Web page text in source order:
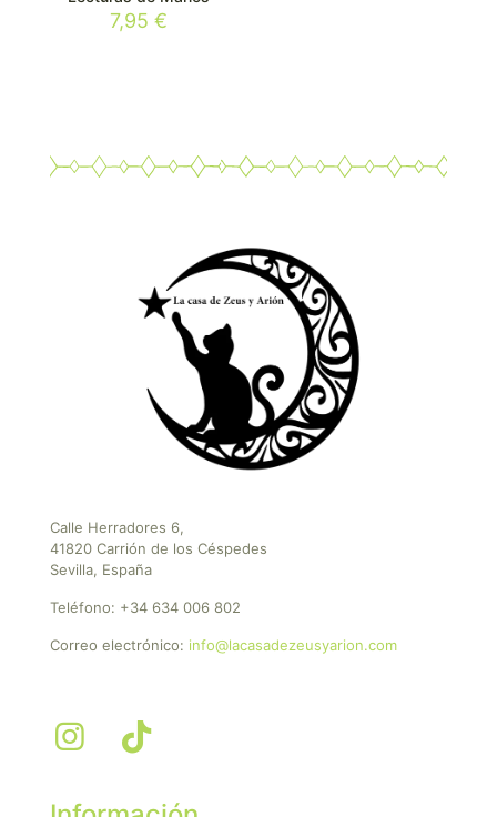
7,95 €
Calle Herradores 6,
41820 Carrión de los Céspedes
Sevilla, España
Teléfono: +34 634 006 802
Correo electrónico: info@lacasadezeusyarion.com